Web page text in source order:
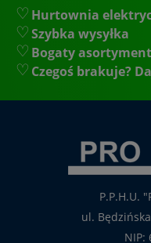
Hurtownia
Szybka wysyłka
Bogaty asortyment
Czegoś brakuje?
P.P.H.U.
ul.
NIP: